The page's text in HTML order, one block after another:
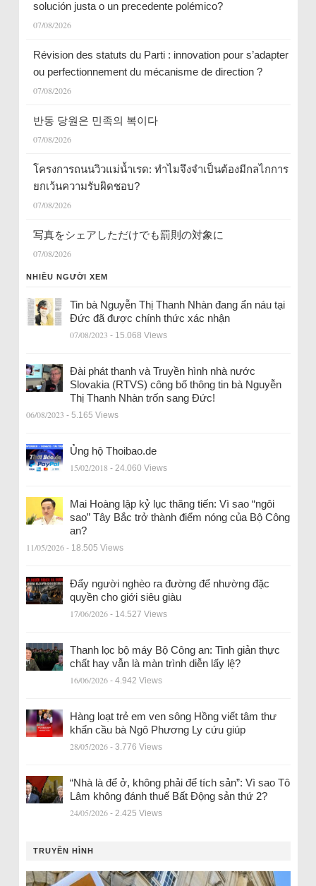
solución justa o un precedente polémico?
07/08/2026
Révision des statuts du Parti : innovation pour s’adapter
ou perfectionnement du mécanisme de direction ?
07/08/2026
반동 당원은 민족의 복이다
07/08/2026
โครงการถนนวิวแม่น้ำเรด: ทำไมจึงจำเป็นต้องมีกลไกการ
ยกเว้นความรับผิดชอบ?
07/08/2026
写真をシェアしただけでも罰則の対象に
07/08/2026
NHIỀU NGƯỜI XEM
Tin bà Nguyễn Thị Thanh Nhàn đang ẩn náu tại
Đức đã được chính thức xác nhận
07/08/2023 - 15.068 Views
Đài phát thanh và Truyền hình nhà nước
Slovakia (RTVS) công bố thông tin bà Nguyễn
Thị Thanh Nhàn trốn sang Đức!
06/08/2023 - 5.165 Views
Ủng hộ Thoibao.de
15/02/2018 - 24.060 Views
Mai Hoàng lập kỷ lục thăng tiến: Vì sao “ngôi
sao” Tây Bắc trở thành điểm nóng của Bộ Công
an?
11/05/2026 - 18.505 Views
Đẩy người nghèo ra đường để nhường đặc
quyền cho giới siêu giàu
17/06/2026 - 14.527 Views
Thanh lọc bộ máy Bộ Công an: Tinh giản thực
chất hay vẫn là màn trình diễn lấy lệ?
16/06/2026 - 4.942 Views
Hàng loạt trẻ em ven sông Hồng viết tâm thư
khẩn cầu bà Ngô Phương Ly cứu giúp
28/05/2026 - 3.776 Views
“Nhà là để ở, không phải để tích sản”: Vì sao Tô
Lâm không đánh thuế Bất Động sản thứ 2?
24/05/2026 - 2.425 Views
TRUYỀN HÌNH